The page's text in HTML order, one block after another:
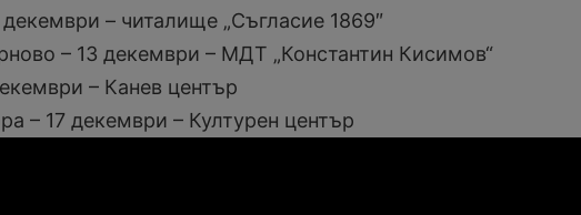
– читалище „Съгласие 1869″
– 13 декември – МДТ „Константин Кисимов“
– Канев център
– 17 декември – Културен център